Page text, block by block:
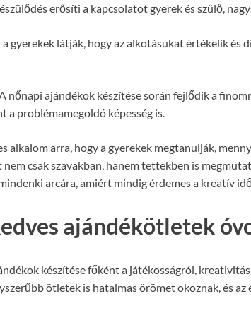
erősíti a kapcsolatot gyerek és szülő,
gyerekek látják, hogy az alkotásukat értékelik és
A nőnapi ajándékok készítése során fejlődik a
a problémamegoldó képesség is.
alkalom arra, hogy a gyerekek megtanulják,
nem csak szavakban, hanem tettekben is
arcára, amiért mindig érdemes a kreatív
ajándékötletek
készítése főként a játékosságról,
ötletek is hatalmas örömet okoznak, és